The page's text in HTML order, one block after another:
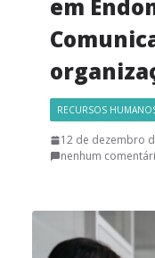
em
RECURSOS
12 de dezembro
nenhum